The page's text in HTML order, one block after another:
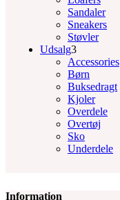
Sandaler
Sneakers
Støvler
Udsalg3
Accessories
Børn
Buksedragt
Kjoler
Overdele
Overtøj
Sko
Underdele
Information